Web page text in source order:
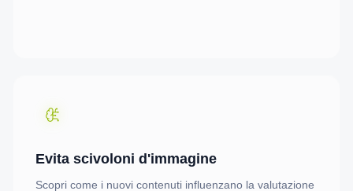
Evita scivoloni d'immagine
Scopri come i nuovi contenuti influenzano la valutazione